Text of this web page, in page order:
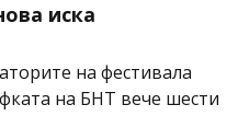
иска
на фестивала
на БНТ вече шести